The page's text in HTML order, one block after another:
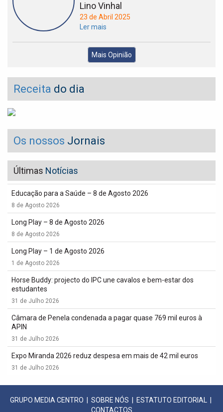
Lino Vinhal
23 de Abril 2025
Ler mais
Mais Opinião
Receita do dia
Os nossos Jornais
Últimas Notícias
Educação para a Saúde – 8 de Agosto 2026
8 de Agosto 2026
Long Play – 8 de Agosto 2026
8 de Agosto 2026
Long Play – 1 de Agosto 2026
1 de Agosto 2026
Horse Buddy: projecto do IPC une cavalos e bem-estar dos
estudantes
31 de Julho 2026
Câmara de Penela condenada a pagar quase 769 mil euros à
APIN
31 de Julho 2026
Expo Miranda 2026 reduz despesa em mais de 42 mil euros
31 de Julho 2026
GRUPO MEDIA CENTRO SOBRE NÓS ESTATUTO EDITORIAL
CONTACTOS